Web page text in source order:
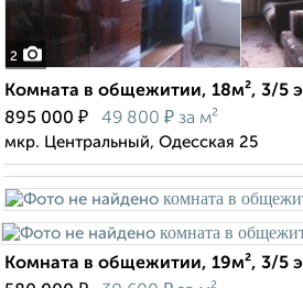
2
Комната в общежитии, 18м², 3/5
895 000 ₽ 49 800 ₽ за м²
мкр. Центральный, Одесская 25
Комната в общежитии, 19м², 3/5